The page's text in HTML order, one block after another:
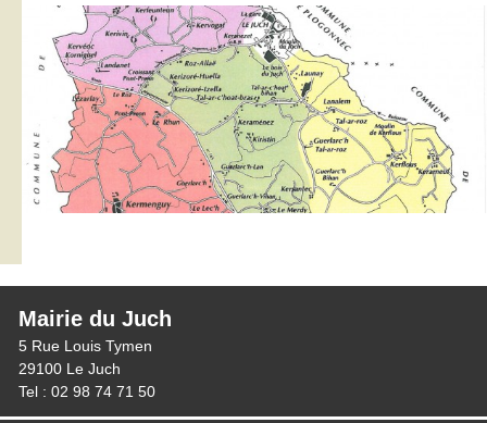
Mairie du Juch
5 Rue Louis Tymen
29100 Le Juch
Tel : 02 98 74 71 50